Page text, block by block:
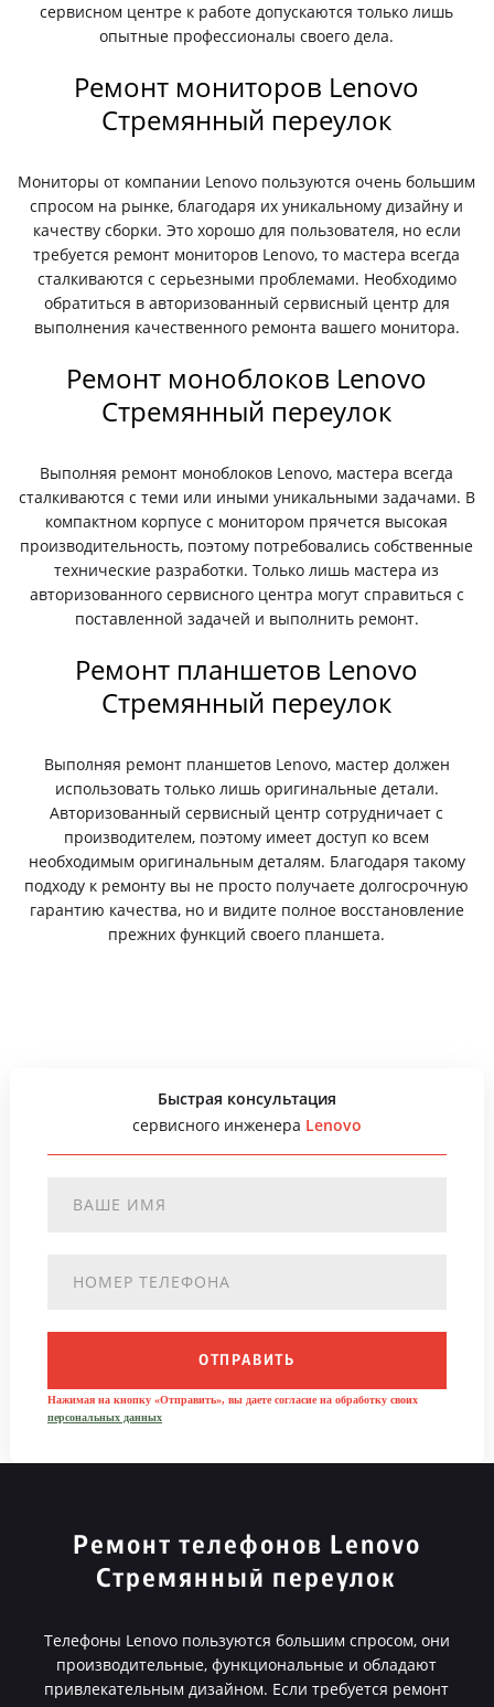
сервисном центре к работе допускаются только лишь
опытные профессионалы своего дела.
Ремонт мониторов Lenovo
Стремянный переулок
Мониторы от компании Lenovo пользуются очень большим
спросом на рынке, благодаря их уникальному дизайну и
качеству сборки. Это хорошо для пользователя, но если
требуется ремонт мониторов Lenovo, то мастера всегда
сталкиваются с серьезными проблемами. Необходимо
обратиться в авторизованный сервисный центр для
выполнения качественного ремонта вашего монитора.
Ремонт моноблоков Lenovo
Стремянный переулок
Выполняя ремонт моноблоков Lenovo, мастера всегда
сталкиваются с теми или иными уникальными задачами. В
компактном корпусе с монитором прячется высокая
производительность, поэтому потребовались собственные
технические разработки. Только лишь мастера из
авторизованного сервисного центра могут справиться с
поставленной задачей и выполнить ремонт.
Ремонт планшетов Lenovo
Стремянный переулок
Выполняя ремонт планшетов Lenovo, мастер должен
использовать только лишь оригинальные детали.
Авторизованный сервисный центр сотрудничает с
производителем, поэтому имеет доступ ко всем
необходимым оригинальным деталям. Благодаря такому
подходу к ремонту вы не просто получаете долгосрочную
гарантию качества, но и видите полное восстановление
прежних функций своего планшета.
Быстрая консультация
сервисного инженера Lenovo
ОТПРАВИТЬ
Нажимая на кнопку «Отправить», вы даете согласие на обработку своих
персональных данных
Ремонт телефонов Lenovo
Стремянный переулок
Телефоны Lenovo пользуются большим спросом, они
производительные, функциональные и обладают
привлекательным дизайном. Если требуется ремонт